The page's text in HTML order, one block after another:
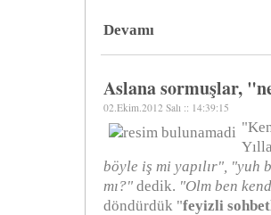
Devamı
Aslana sormuşlar,
02.Ekim.2012 Salı :: 14:39:15
böyle iş mi yapılır", "yuh
mı?" dedik. "Olm ben
döndürdük "feyizli